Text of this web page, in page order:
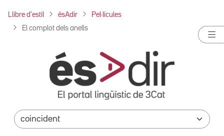
Llibre d'estil ésAdir Pel·lícules
El complot dels anells